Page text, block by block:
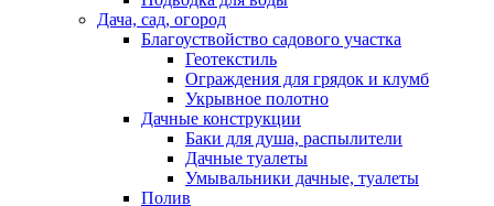
Дача, сад, огород
Благоуствойство садового участка
Геотекстиль
Ограждения для грядок и клумб
Укрывное полотно
Дачные конструкции
Баки для душа, распылители
Дачные туалеты
Умывальники дачные, туалеты
Полив